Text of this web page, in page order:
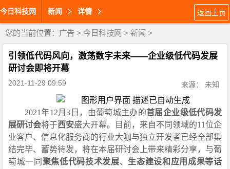
今日科技网 新闻 详情 返回上页
您的当前位置： 广告 > 今日科技网 > 新闻 >
引领低代码风向，激荡数字未来——企业级低代码发展
研讨会即将开幕
2021-11-29 09:59 来源： 未知
2021年12月3日 ，由葡萄城主办的首届企业级低代码发
展研讨会将于西安盛大开幕。目前， 来自不同领域的1 1位企
业客户、 信息化服务商的行业大咖与独立开发者已经全部集
结完毕、 蓄势待发 ，将在本届研讨会 上带来精彩分享， 与葡
萄城一 同 聚焦低代码技术发展、 生态建设和应用成果等话